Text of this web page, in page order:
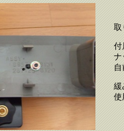
取
付
ナ
自
緩
使